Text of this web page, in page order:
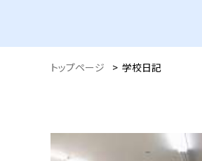
トップページ > 学校日記